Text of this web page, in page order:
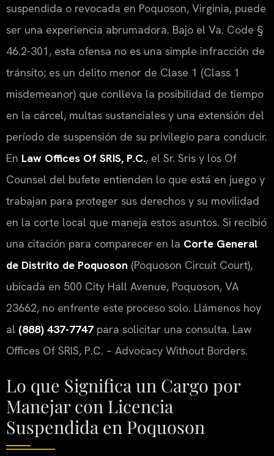
suspendida o revocada en Poquoson, Virginia, puede
ser una experiencia abrumadora. Bajo el Va. Code §
46.2-301, esta ofensa no es una simple infracción de
tránsito; es un delito menor de Clase 1 (Class 1
misdemeanor) que conlleva la posibilidad de tiempo
en la cárcel, multas sustanciales y una extensión del
período de suspensión de su privilegio para conducir.
En Law Offices Of SRIS, P.C., el Sr. Sris y los Of
Counsel del bufete entienden lo que está en juego y
trabajan para proteger sus derechos y su movilidad
en la corte local que maneja estos asuntos. Si recibió
una citación para comparecer en la Corte General
de Distrito de Poquoson (Poquoson Circuit Court),
ubicada en 500 City Hall Avenue, Poquoson, VA
23662, no enfrente este proceso solo. Llámenos hoy
al (888) 437-7747 para solicitar una consulta. Law
Offices Of SRIS, P.C. – Advocacy Without Borders.
Lo que Significa un Cargo por
Manejar con Licencia
Suspendida en Poquoson